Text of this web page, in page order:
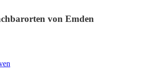
von Emden